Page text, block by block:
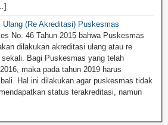
(Re Akreditasi) Puskesmas
No. 46 Tahun 2015 bahwa Puskesmas
dilakukan akreditasi ulang atau re
Bagi Puskesmas yang telah
maka pada tahun 2019 harus
Hal ini dilakukan agar puskesmas tidak
status terakreditasi, namun